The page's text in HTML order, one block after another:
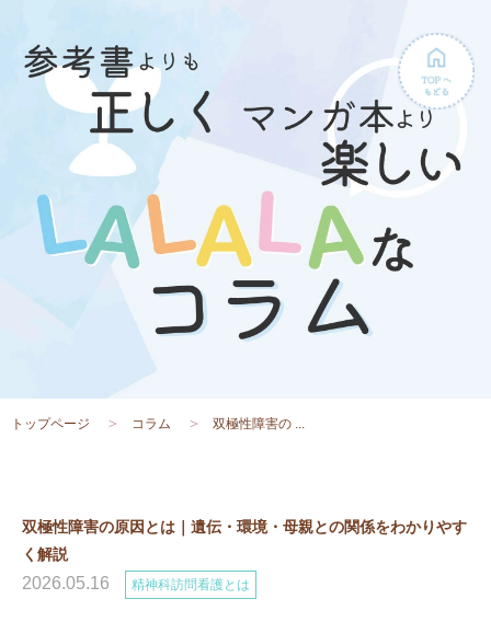
トップページ コラム 双極性障害の ...
双極性障害の原因とは｜遺伝・環境・母親との関係をわかりやす
く解説
2026.05.16 精神科訪問看護とは